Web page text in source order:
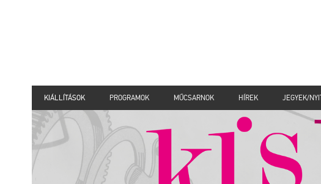
KIÁLLÍTÁSOK PROGRAMOK MŰCSARNOK HÍREK JEGYEK/